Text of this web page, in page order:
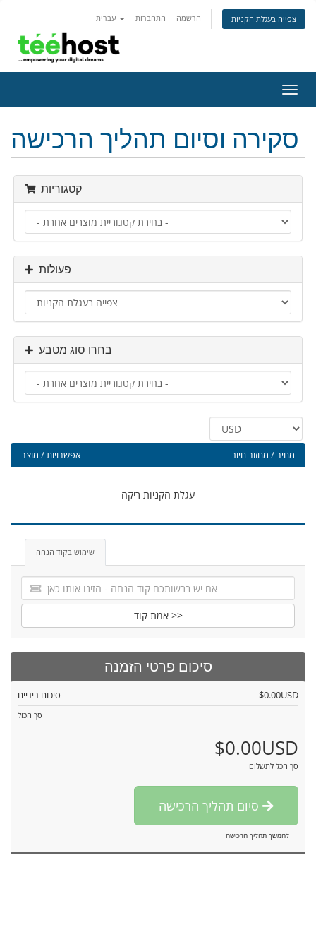
התחברות הרשמה צפייה בעגלת הקניות
ניווט
סקירה וסיום תהליך הרכישה
קטגוריות
פעולות
בחרו סוג מטבע
אפשרויות / מוצר מחיר / מחזור חיוב
עגלת הקניות ריקה
שימוש בקוד הנחה
אמת קוד >>
סיכום פרטי הזמנה
סיכום ביניים $0.00USD
סך הכול
$0.00USD
סך הכל לתשלום
להמשך תהליך הרכישה